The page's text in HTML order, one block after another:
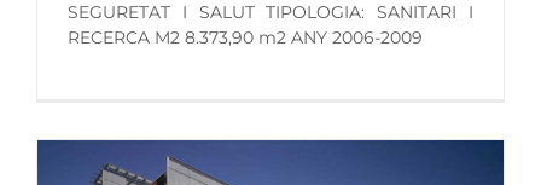
SEGURETAT I SALUT TIPOLOGIA: SANITARI I
RECERCA M2 8.373,90 m2 ANY 2006-2009